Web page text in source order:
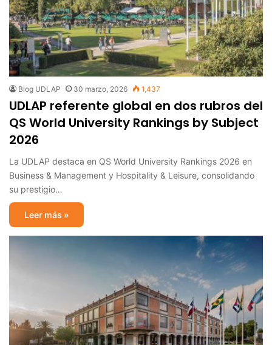
Blog UDLAP 30 marzo, 2026 1,437
UDLAP referente global en dos rubros del
QS World University Rankings by Subject
2026
La UDLAP destaca en QS World University Rankings 2026 en
Business & Management y Hospitality & Leisure, consolidando
su prestigio…
Leer más »